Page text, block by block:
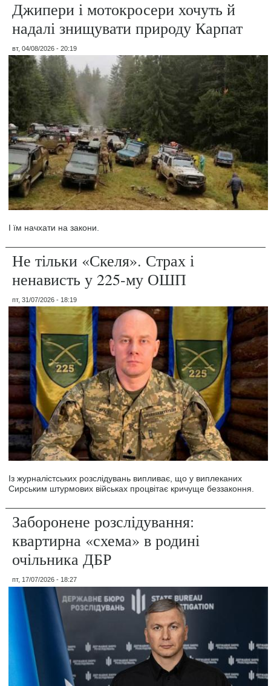
Джипери і мотокросери хочуть й
надалі знищувати природу Карпат
вт, 04/08/2026 - 20:19
І їм начхати на закони.
Не тільки «Скеля». Страх і
ненависть у 225-му ОШП
пт, 31/07/2026 - 18:19
Із журналістських розслідувань випливає, що у виплеканих
Сирським штурмових військах процвітає кричуще беззаконня.
Заборонене розслідування:
квартирна «схема» в родині
очільника ДБР
пт, 17/07/2026 - 18:27